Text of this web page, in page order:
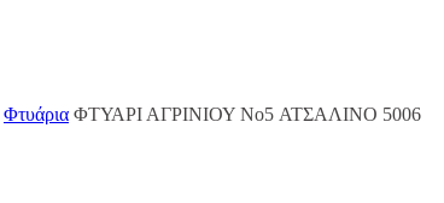
Φτυάρια ΦΤΥΑΡΙ ΑΓΡΙΝΙΟΥ No5 ΑΤΣΑΛΙΝΟ 5006